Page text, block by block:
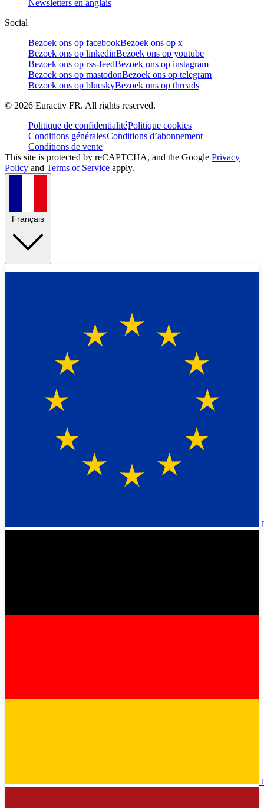
Newsletters en anglais
Social
Bezoek ons op facebookBezoek ons op x
Bezoek ons op linkedinBezoek ons op youtube
Bezoek ons op rss-feedBezoek ons op instagram
Bezoek ons op mastodonBezoek ons op telegram
Bezoek ons op blueskyBezoek ons op threads
© 2026 Euractiv FR. All rights reserved.
Politique de confidentialitéPolitique cookies
Conditions généralesConditions d’abonnement
Conditions de vente
This site is protected by reCAPTCHA, and the Google Privacy
Policy and Terms of Service apply.
Français